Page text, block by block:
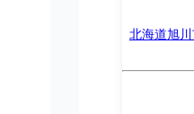
北海道旭